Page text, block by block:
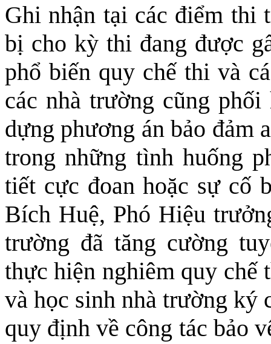
Ghi nhận tại các điểm thi
bị cho kỳ thi đang được
phổ biến quy chế thi và
các nhà trường cũng
dựng phương án bảo đảm
trong những tình huống
tiết cực đoan hoặc sự cố
Bích Huệ, Phó Hiệu
trường đã tăng cường
thực hiện nghiêm quy chế
và học sinh nhà trường ký
quy định về công tác bảo